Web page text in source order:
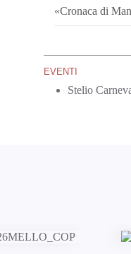
«Cronaca di
EVENTI
Stelio